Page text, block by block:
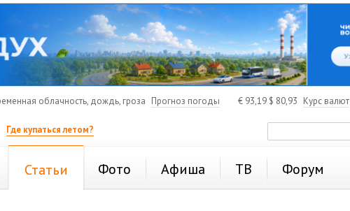
облачность, дождь, гроза Прогноз погоды € 93,19 $ 80,93 Курс валют
Где купаться летом?
Статьи Фото Афиша ТВ Форум